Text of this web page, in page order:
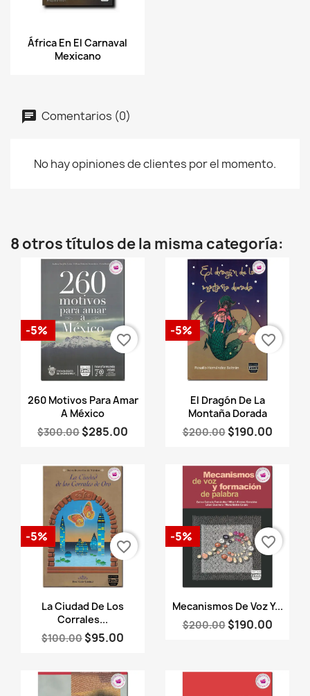
Vista rápida
África En El Carnaval
Mexicano
Comentarios (0)
No hay opiniones de clientes por el momento.
8 otros títulos de la misma categoría:
Vista rápida
260 Motivos Para Amar
A México
$300.00 $285.00
-5%
favorite_border
Vista rápida
El Dragón De La
Montaña Dorada
$200.00 $190.00
-5%
favorite_border
Vista rápida
La Ciudad De Los
Corrales...
$100.00 $95.00
-5%
favorite_border
Vista rápida
Mecanismos De Voz Y...
$200.00 $190.00
-5% favorite_border